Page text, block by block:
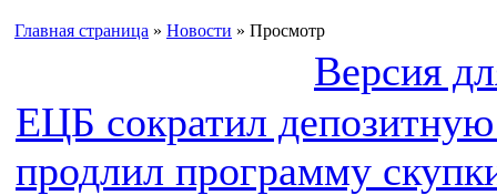
Главная страница » Новости » Просмотр
Версия
ЕЦБ сократил депозитную
продлил программу